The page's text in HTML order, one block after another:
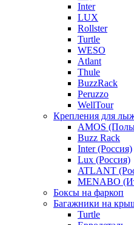
Inter
LUX
Rollster
Turtle
WESO
Atlant
Thule
BuzzRack
Peruzzo
WellTour
Крепления для
AMOS
Buzz Rack
Inter (Россия)
Lux (Россия)
ATLANT
MENABO
Боксы на фаркоп
Багажники на
Turtle